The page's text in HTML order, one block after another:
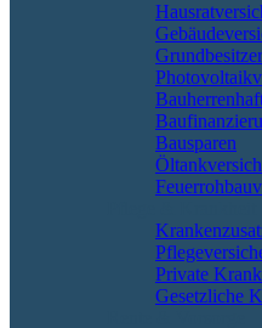
Bausparen
Private
Gesetzliche